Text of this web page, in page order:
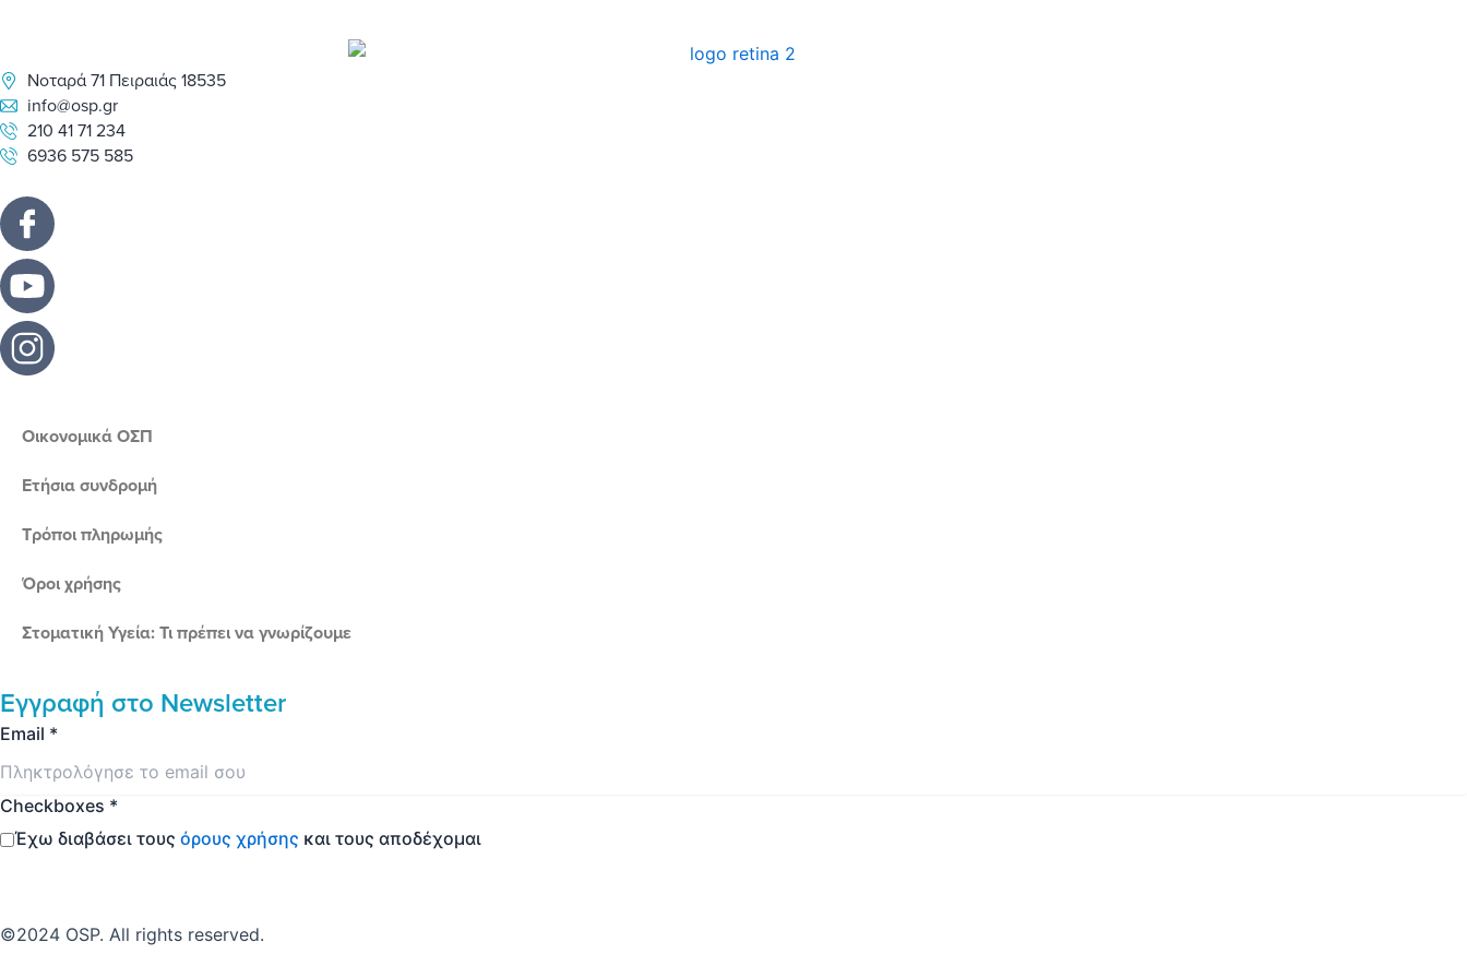
Νοταρά 71 Πειραιάς 18535
info@osp.gr
210 41 71 234
6936 575 585
Οικονομικά ΟΣΠ
Ετήσια συνδρομή
Τρόποι πληρωμής
Όροι χρήσης
Στοματική Υγεία: Τι πρέπει να γνωρίζουμε
Εγγραφή στο Newsletter
Email *
Checkboxes *
Έχω διαβάσει τους όρους χρήσης και τους αποδέχομαι
©2024 OSP. All rights reserved.